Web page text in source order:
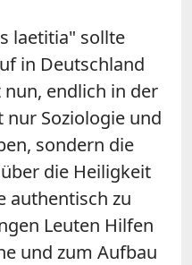
laetitia" sollte
in Deutschland
endlich in der
Soziologie und
sondern die
die Heiligkeit
authentisch zu
Leuten Hilfen
und zum Aufbau